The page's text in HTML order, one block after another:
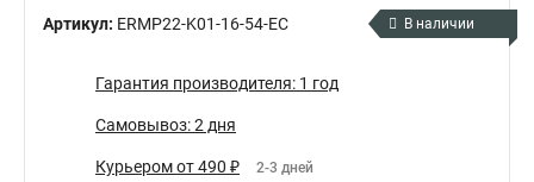
Артикул: ERMP22-K01-16-54-EC В наличии
Гарантия производителя: 1 год
Самовывоз: 2 дня
Курьером от 490 ₽ 2-3 дней